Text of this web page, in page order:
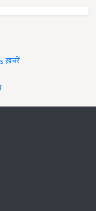
ख़बरें